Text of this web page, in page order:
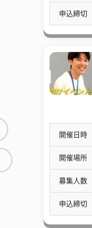
申込締切
開催日時
開催場所
募集人数
申込締切